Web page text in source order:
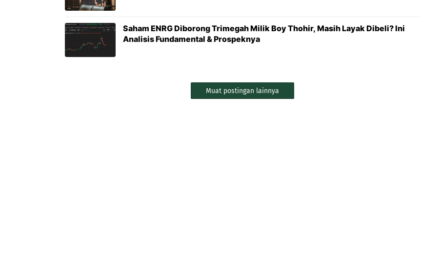
Saham ENRG Diborong Trimegah Milik Boy Thohir, Masih Layak Dibeli? Ini
Analisis Fundamental & Prospeknya
Muat postingan lainnya